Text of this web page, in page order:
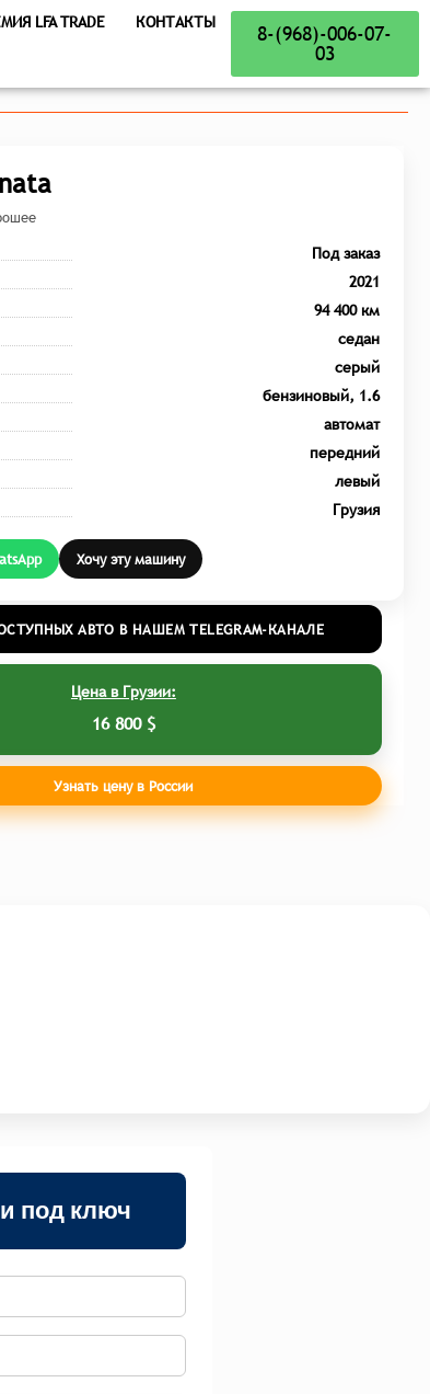
LFA TRADE КОНТАКТЫ 8-(968)-006-07-
03
Под заказ
2021
94 400 км
седан
серый
бензиновый, 1.6
автомат
передний
левый
Грузия
Хочу эту машину
АВТО В НАШЕМ TELEGRAM-КАНАЛЕ
Цена в Грузии:
16 800 $
Узнать цену в России
под ключ